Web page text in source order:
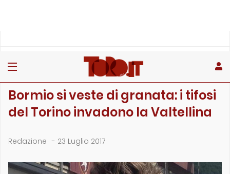
Bormio si veste di granata: i tifosi
del Torino invadono la Valtellina
Redazione - 23 Luglio 2017